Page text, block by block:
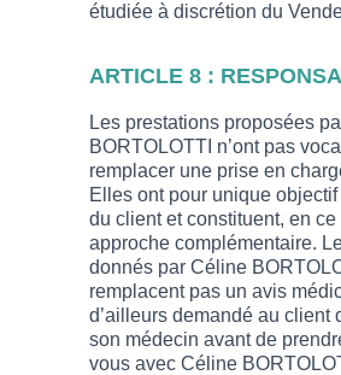
étudiée à discrétion du
ARTICLE 8 :
Les prestations proposées
BORTOLOTTI n’ont pas
remplacer une prise en
Elles ont pour unique
du client et constituent, en
approche complémentaire.
donnés par Céline
remplacent pas un avis
d’ailleurs demandé au client
son médecin avant de
vous avec Céline